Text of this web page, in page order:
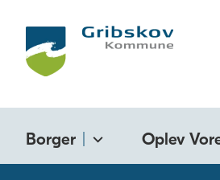
Borger Oplev